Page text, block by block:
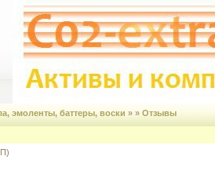
эмоленты, баттеры, воски » » Отзывы